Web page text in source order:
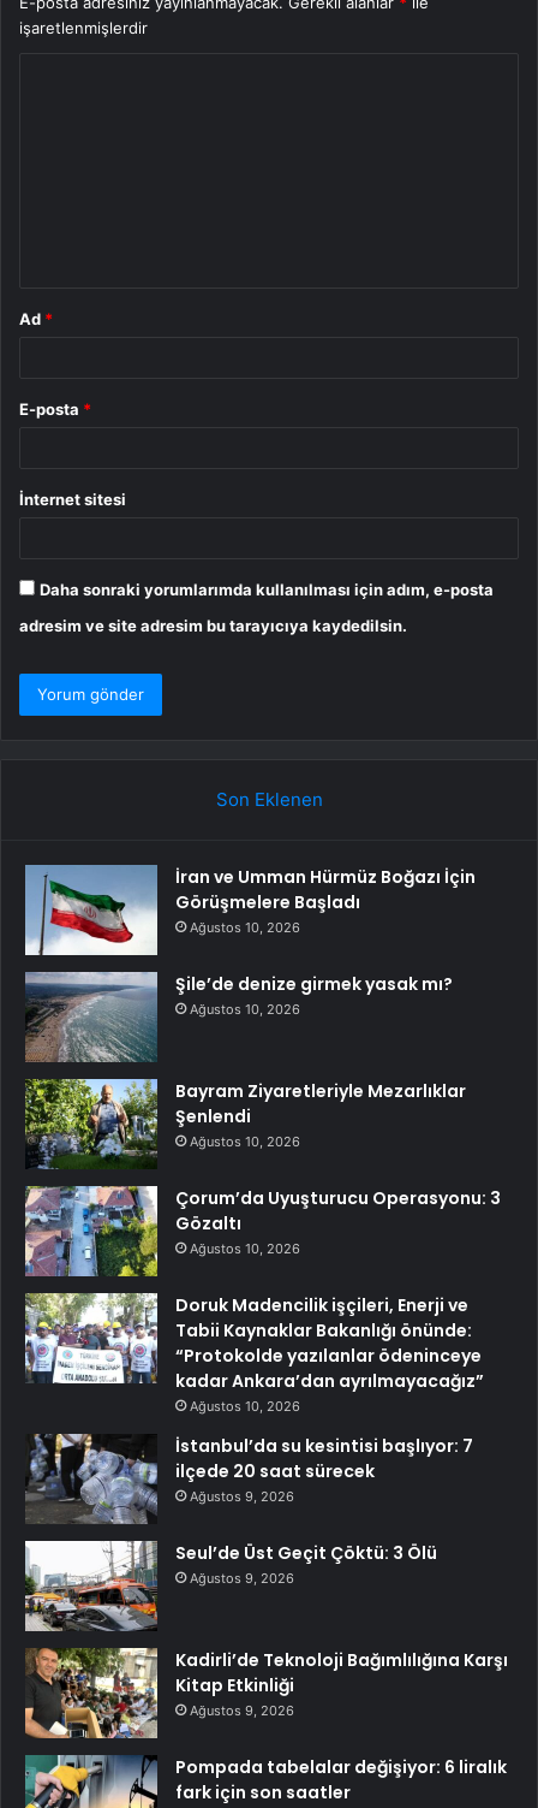
işaretlenmişlerdir
Ad *
E-posta *
İnternet sitesi
Daha sonraki yorumlarımda kullanılması için adım, e-posta
adresim ve site adresim bu tarayıcıya kaydedilsin.
Son Eklenen
İran ve Umman Hürmüz Boğazı İçin
Görüşmelere Başladı
Ağustos 10, 2026
Şile’de denize girmek yasak mı?
Ağustos 10, 2026
Bayram Ziyaretleriyle Mezarlıklar
Şenlendi
Ağustos 10, 2026
Çorum’da Uyuşturucu Operasyonu: 3
Gözaltı
Ağustos 10, 2026
Doruk Madencilik işçileri, Enerji ve
Tabii Kaynaklar Bakanlığı önünde:
“Protokolde yazılanlar ödeninceye
kadar Ankara’dan ayrılmayacağız”
Ağustos 10, 2026
İstanbul’da su kesintisi başlıyor: 7
ilçede 20 saat sürecek
Ağustos 9, 2026
Seul’de Üst Geçit Çöktü: 3 Ölü
Ağustos 9, 2026
Kadirli’de Teknoloji Bağımlılığına Karşı
Kitap Etkinliği
Ağustos 9, 2026
Pompada tabelalar değişiyor: 6 liralık
fark için son saatler